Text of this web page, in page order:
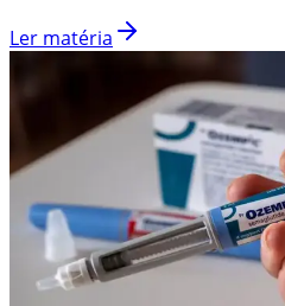
Ler matéria